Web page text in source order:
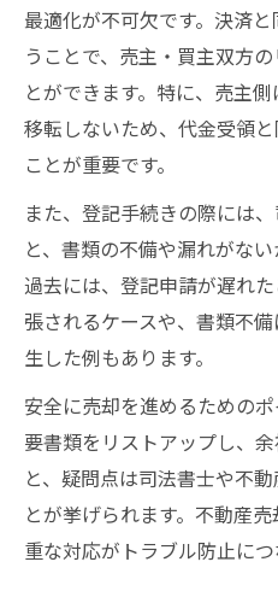
最適化が不可欠です。決済
うことで、売主・買主双方
とができます。特に、売主
移転しないため、代金受領
ことが重要です。
また、登記手続きの際には
と、書類の不備や漏れがな
過去には、登記申請が遅れ
張されるケースや、書類不
生した例もあります。
安全に売却を進めるための
要書類をリストアップし、
と、疑問点は司法書士や不
とが挙げられます。不動産
重な対応がトラブル防止につ